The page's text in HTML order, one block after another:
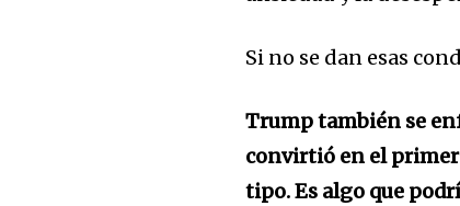
Si no se dan esas
Trump también se
convirtió en el primer
tipo. Es algo que